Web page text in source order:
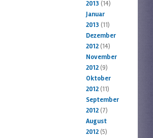
2013 (14)
Januar
2013 (11)
Dezember
2012(14)
November
2012(9)
Oktober
2012(11)
September
2012(7)
August
2012(5)